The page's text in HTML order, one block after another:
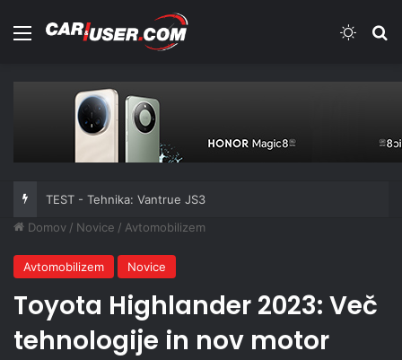
Meni
TEST - Tehnika: Vantrue JS3
Domov / Novice / Avtomobilizem
Avtomobilizem Novice
Toyota Highlander 2023: Več
tehnologije in nov motor